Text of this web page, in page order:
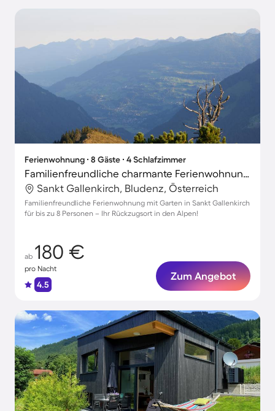
Ferienwohnung ∙ 8 Gäste ∙ 4 Schlafzimmer
Familienfreundliche charmante Ferienwohnung mit Garten
Sankt Gallenkirch, Bludenz, Österreich
Familienfreundliche Ferienwohnung mit Garten in Sankt Gallenkirch
für bis zu 8 Personen – Ihr Rückzugsort in den Alpen!
ab 180 €
pro Nacht
4.5
Zum Angebot